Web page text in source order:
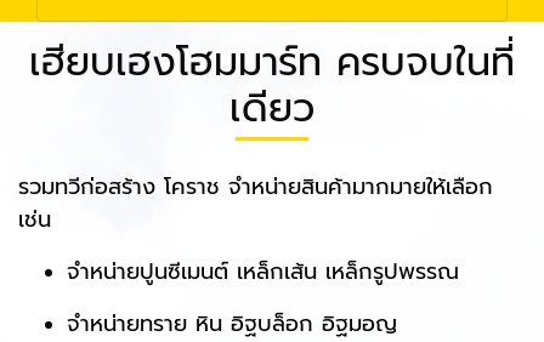
เฮียบเฮงโฮมมาร์ท ครบจบในที่
เดียว
รวมทวีก่อสร้าง โคราช จำหน่ายสินค้ามากมายให้เลือก
เช่น
จำหน่ายปูนซีเมนต์ เหล็กเส้น เหล็กรูปพรรณ
จำหน่ายทราย หิน อิฐบล็อก อิฐมอญ